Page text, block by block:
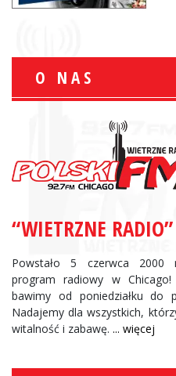
O NAS
“WIETRZNE RADIO”
Powstało 5 czerwca 2000
program radiowy w
bawimy od poniedziałku do
Nadajemy dla wszystkich,
witalność i zabawę. ... więcej